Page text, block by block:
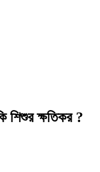
শিশুর ক্ষতিকর ?